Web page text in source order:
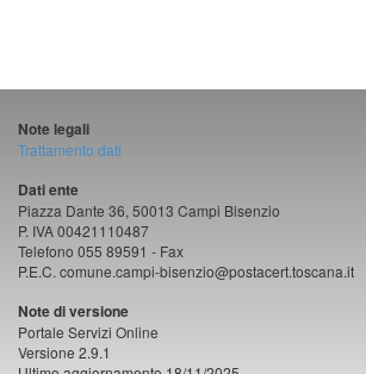
Note legali
Trattamento dati
Dati ente
Piazza Dante 36, 50013 Campi Bisenzio
P. IVA 00421110487
Telefono 055 89591 - Fax
P.E.C. comune.campi-bisenzio@postacert.toscana.it
Note di versione
Portale Servizi Online
Versione 2.9.1